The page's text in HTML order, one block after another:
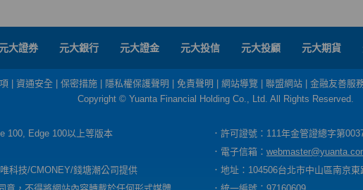
大證券 元大銀行 元大證金 元大投信 元大投顧 元大期貨
資通安全 保密措施 隱私權保護聲明 免責聲明 網站導覽 聯盟網站
金融友善服
Copyright © Yuanta Financial Holding Co., Ltd. All Rights Reserved.
100, Edge 100以上等版本
．許可證號：111年金管證總字第
．電子信箱：
科技/CMONEY/錢塘潮公司提供
．地址：104506台北市中山區南京